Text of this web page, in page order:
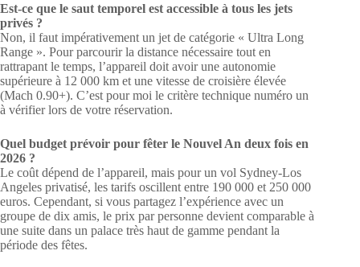
Est-ce que le saut temporel est accessible à tous les jets
privés ?
Non, il faut impérativement un jet de catégorie « Ultra Long
Range ». Pour parcourir la distance nécessaire tout en
rattrapant le temps, l’appareil doit avoir une autonomie
supérieure à 12 000 km et une vitesse de croisière élevée
(Mach 0.90+). C’est pour moi le critère technique numéro un
à vérifier lors de votre réservation.
Quel budget prévoir pour fêter le Nouvel An deux fois en
2026 ?
Le coût dépend de l’appareil, mais pour un vol Sydney-Los
Angeles privatisé, les tarifs oscillent entre 190 000 et 250 000
euros. Cependant, si vous partagez l’expérience avec un
groupe de dix amis, le prix par personne devient comparable à
une suite dans un palace très haut de gamme pendant la
période des fêtes.